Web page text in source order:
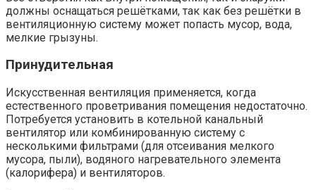
должны оснащаться решётками, так как без решётки в
вентиляционную систему может попасть мусор, вода,
мелкие грызуны.
Принудительная
Искусственная вентиляция применяется, когда
естественного проветривания помещения недостаточно.
Потребуется установить в котельной канальный
вентилятор или комбинированную систему с
несколькими фильтрами (для отсеивания мелкого
мусора, пыли), водяного нагревательного элемента
(калорифера) и вентиляторов.